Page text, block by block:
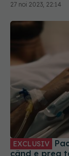
27 noi 2023, 22:14
EXCLUSIV
când e prea